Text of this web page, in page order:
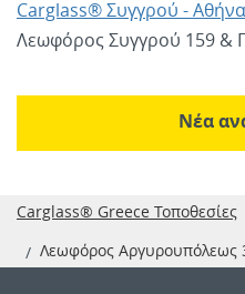
Carglass® Greece Τοποθεσίες
Λεωφόρος Αργυρουπόλεως
Carglass® Συγγρού - Αθήνα
Λεωφόρος Συγγρού 159 &
Νέα